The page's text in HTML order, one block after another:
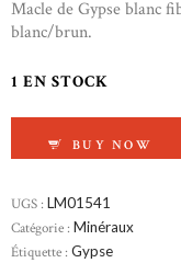
Macle de Gypse blanc
blanc/brun.
1 EN STOCK
BUY NOW
UGS : LM01541
Catégorie : Minéraux
Étiquette : Gypse